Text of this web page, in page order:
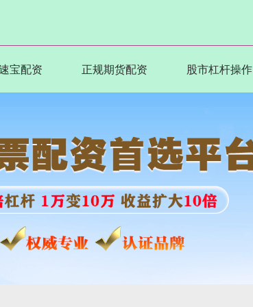
宝配资 正规期货配资 股市杠杆操作